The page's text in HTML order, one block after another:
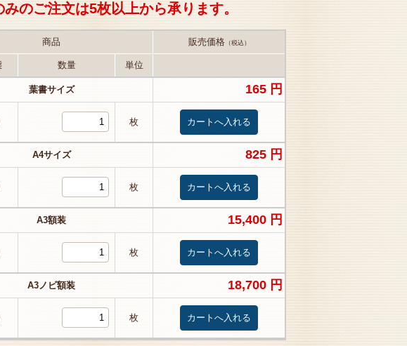
のご注文は5枚以上から承ります。
商品 販売価格（税込）
数量 単位
葉書サイズ 165 円
枚
A4サイズ 825 円
枚
A3額装 15,400 円
枚
A3ノビ額装 18,700 円
枚